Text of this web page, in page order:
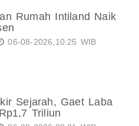
Rumah Intiland Naik
06-08-2026,10:25 WIB
Sejarah, Gaet Laba
Triliun